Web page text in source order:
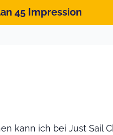
45 Impression
kann ich bei Just Sail